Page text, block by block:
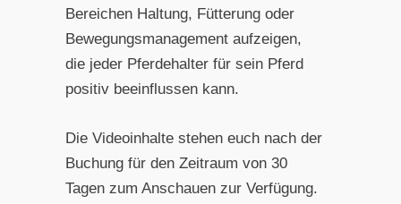
Bereichen Haltung, Fütterung oder
Bewegungsmanagement aufzeigen,
die jeder Pferdehalter für sein Pferd
positiv beeinflussen kann.
Die Videoinhalte stehen euch nach der
Buchung für den Zeitraum von 30
Tagen zum Anschauen zur Verfügung.